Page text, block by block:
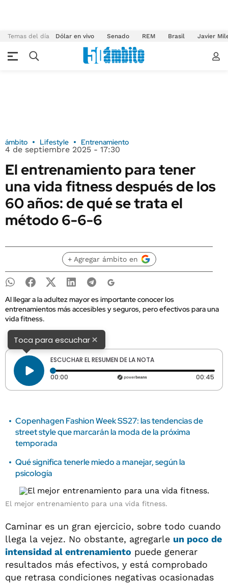
Temas del día Dólar en vivo Senado REM Brasil Javier
ámbito Lifestyle Entrenamiento
4 de septiembre 2025 - 17:30
El entrenamiento para tener
una vida fitness después de los
60 años: de qué se trata el
método 6-6-6
+ Agregar ámbito en
Al llegar a la adultez mayor es importante conocer los
entrenamientos más accesibles y seguros, pero efectivos para una
vida fitness.
Toca para escuchar×
ESCUCHAR EL RESUMEN DE LA NOTA
00:00 Tiempo transcurrido: 0 segundos 00:45
Copenhagen Fashion Week SS27: las tendencias de
street style que marcarán la moda de la próxima
temporada
Qué significa tenerle miedo a manejar, según la
psicología
El mejor entrenamiento para una vida fitness.
Caminar es un gran ejercicio, sobre todo cuando
llega la vejez. No obstante, agregarle un poco de
intensidad al entrenamiento puede generar
resultados más efectivos, y está comprobado
que retrasa condiciones negativas ocasionadas